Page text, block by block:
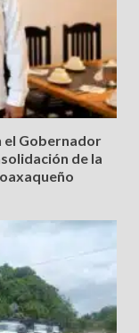
el Gobernador
de la